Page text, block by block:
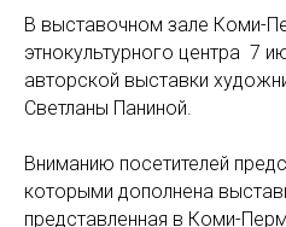
В выставочном зале Коми-
этнокультурного центра 7
авторской выставки
Светланы Паниной.
Вниманию посетителей
которыми дополнена
представленная в Коми-